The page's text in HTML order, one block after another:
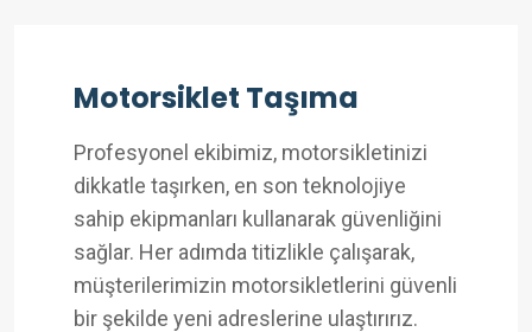
Motorsiklet Taşıma
Profesyonel ekibimiz, motorsikletinizi
dikkatle taşırken, en son teknolojiye
sahip ekipmanları kullanarak güvenliğini
sağlar. Her adımda titizlikle çalışarak,
müşterilerimizin motorsikletlerini güvenli
bir şekilde yeni adreslerine ulaştırırız.